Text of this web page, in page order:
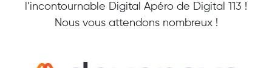
l’incontournable Digital Apéro de Digital 113 !
Nous vous attendons nombreux !